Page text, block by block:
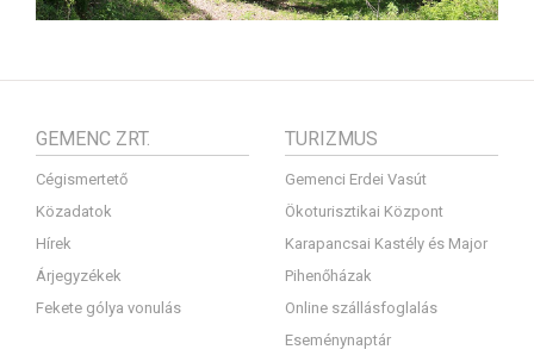
GEMENC ZRT.
Cégismertető
Közadatok
Hírek
Árjegyzékek
Fekete gólya vonulás
TURIZMUS
Gemenci Erdei Vasút
Ökoturisztikai Központ
Karapancsai Kastély és Major
Pihenőházak
Online szállásfoglalás
Eseménynaptár